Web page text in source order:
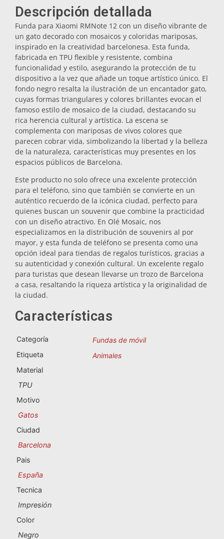
Posavasos
Tapones
Aceiteras
Salvamanteles
Vasos
Souvenirs por ciudad
Souvenirs de España
Souvenirs de Portugal
Souvenirs personalizados
A Coruña
Albacete
Alicante
Almería
Badajoz
Barcelona
Benidorm
Descripción detallada
Funda para Xiaomi RMNote 12 con un diseño vibrante de
un gato decorado con mosaicos y coloridas mariposas,
inspirado en la creatividad barcelonesa. Esta funda,
fabricada en TPU flexible y resistente, combina
funcionalidad y estilo, asegurando la protección de tu
dispositivo a la vez que añade un toque artístico único. El
fondo negro resalta la ilustración de un encantador gato,
cuyas formas triangulares y colores brillantes evocan el
famoso estilo de mosaico de la ciudad, destacando su
rica herencia cultural y artística. La escena se
complementa con mariposas de vivos colores que
parecen cobrar vida, simbolizando la libertad y la belleza
de la naturaleza, características muy presentes en los
espacios públicos de Barcelona.
Este producto no solo ofrece una excelente protección
para el teléfono, sino que también se convierte en un
auténtico recuerdo de la icónica ciudad, perfecto para
quienes buscan un souvenir que combine la practicidad
con un diseño atractivo. En Olé Mosaic, nos
especializamos en la distribución de souvenirs al por
mayor, y esta funda de teléfono se presenta como una
opción ideal para tiendas de regalos turísticos, gracias a
su autenticidad y conexión cultural. Un excelente regalo
para turistas que desean llevarse un trozo de Barcelona
a casa, resaltando la riqueza artística y la originalidad de
la ciudad.
Características
Categoría
Fundas de móvil
Etiqueta
Animales
Material
TPU
Motivo
Gatos
Ciudad
Barcelona
Pais
España
Tecnica
Impresión
Color
Negro